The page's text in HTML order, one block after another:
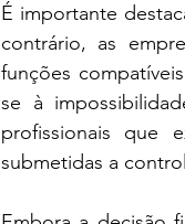
É importante
contrário, as
funções
se à
profissionais que
submetidas a